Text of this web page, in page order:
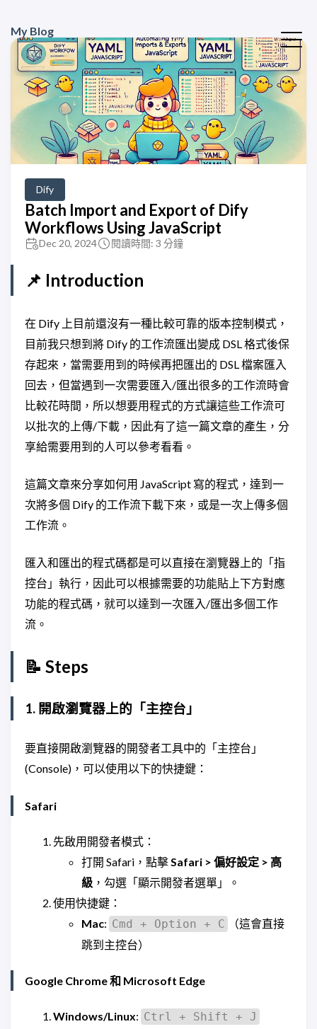
My Blog
Dify
Batch Import and Export of Dify
Workflows Using JavaScript
Dec 20, 2024 閱讀時間: 3 分鐘
📌 Introduction
在 Dify 上目前還沒有一種比較可靠的版本控制模式，
目前我只想到將 Dify 的工作流匯出變成 DSL 格式後保
存起來，當需要用到的時候再把匯出的 DSL 檔案匯入
回去，但當遇到一次需要匯入/匯出很多的工作流時會
比較花時間，所以想要用程式的方式讓這些工作流可
以批次的上傳/下載，因此有了這一篇文章的產生，分
享給需要用到的人可以參考看看。
這篇文章來分享如何用 JavaScript 寫的程式，達到一
次將多個 Dify 的工作流下載下來，或是一次上傳多個
工作流。
匯入和匯出的程式碼都是可以直接在瀏覽器上的「指
控台」執行，因此可以根據需要的功能貼上下方對應
功能的程式碼，就可以達到一次匯入/匯出多個工作
流。
📝 Steps
1. 開啟瀏覽器上的「主控台」
要直接開啟瀏覽器的開發者工具中的「主控台」
(Console)，可以使用以下的快捷鍵：
Safari
先啟用開發者模式：
打開 Safari，點擊Safari > 偏好設定 > 高
級 ，勾選「顯示開發者選單」。
使用快捷鍵：
Mac: Cmd + Option + C
（這會直接
跳到主控台）
Google Chrome 和 Microsoft Edge
Windows/Linux: Ctrl + Shift + J